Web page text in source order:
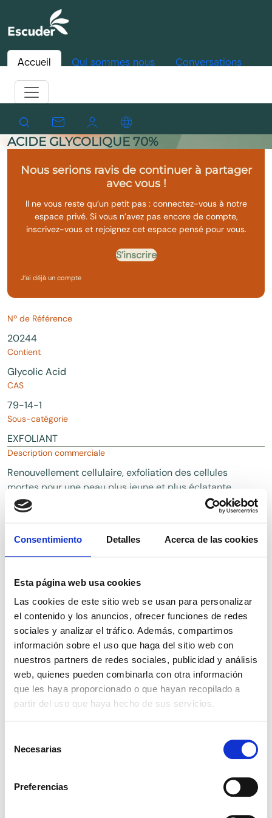
Consentimiento Detalles Acerca de las cookies
Esta página web usa cookies
Las cookies de este sitio web se usan para personalizar
el contenido y los anuncios, ofrecer funciones de redes
sociales y analizar el tráfico. Además, compartimos
información sobre el uso que haga del sitio web con
nuestros partners de redes sociales, publicidad y análisis
web, quienes pueden combinarla con otra información
que les haya proporcionado o que hayan recopilado a
partir del uso que haya hecho de sus servicios.
Necesarias
Preferencias
Accueil Qui sommes nous Conversations
ACIDE GLYCOLIQUE 70%
Nous serions ravis de continuer à partager
avec vous !
Il ne vous reste qu’un petit pas : connectez-vous à notre
espace privé. Si vous n’avez pas encore de compte,
inscrivez-vous et rejoignez cet espace pensé pour vous.
S’inscrire
J’ai déjà un compte
Nº de Référence
20244
Contient
Glycolic Acid
CAS
79-14-1
Sous-catégorie
EXFOLIANT
Description commerciale
Renouvellement cellulaire, exfoliation des cellules
mortes pour une peau plus jeune et plus éclatante.
A faible dose, l'acide alpha-hydroxylé est destiné à
un usage cosmétique , pour un effet rapide et
dermocosmétique et professionnel pour traiter
l'acné, le psoriasis ou les problèmes de
25KG 250KG
Ingrédients associés